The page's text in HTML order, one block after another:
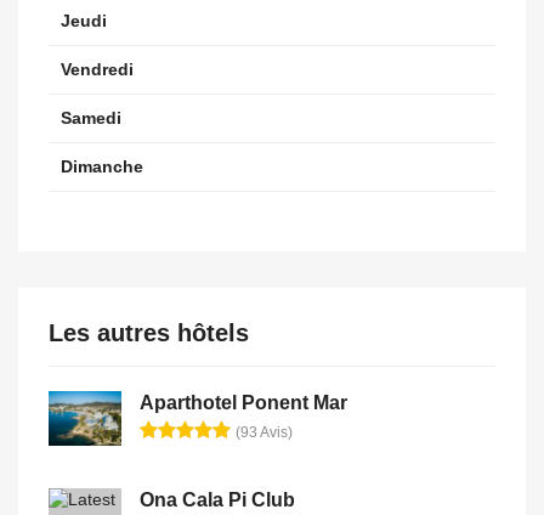
Jeudi
Vendredi
Samedi
Dimanche
Les autres hôtels
Aparthotel Ponent Mar
(93 Avis)
Ona Cala Pi Club